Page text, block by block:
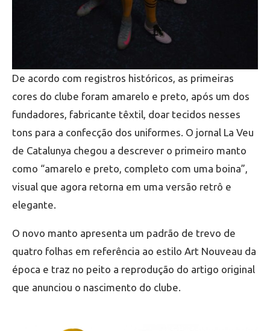
De acordo com registros históricos, as primeiras
cores do clube foram amarelo e preto, após um dos
fundadores, fabricante têxtil, doar tecidos nesses
tons para a confecção dos uniformes. O jornal La Veu
de Catalunya chegou a descrever o primeiro manto
como “amarelo e preto, completo com uma boina”,
visual que agora retorna em uma versão retrô e
elegante.
O novo manto apresenta um padrão de trevo de
quatro folhas em referência ao estilo Art Nouveau da
época e traz no peito a reprodução do artigo original
que anunciou o nascimento do clube.